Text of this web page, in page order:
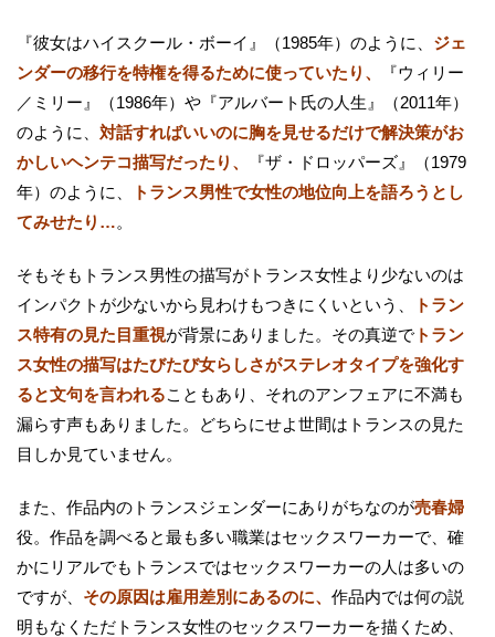
『彼女はハイスクール・ボーイ』（1985年）のように、 ジェ
ンダーの移行を特権を得るために使っていたり、
『ウィリー
／ミリー』（1986年）や『アルバート氏の人生』（2011年）
のように、 対話すればいいのに胸を見せるだけで解決策がお
かしいヘンテコ描写だったり、
『ザ・ドロッパーズ』（1979
年）のように、
トランス男性で女性の地位向上を語ろうとし
てみせたり…。
そもそもトランス男性の描写がトランス女性より少ないのは
インパクトが少ないから見わけもつきにくいという、
トラン
ス特有の見た目重視が背景にありました。その真逆で トラン
ス女性の描写はたびたび女らしさがステレオタイプを強化す
ると文句を言われることもあり、それのアンフェアに不満も
漏らす声もありました。どちらにせよ世間はトランスの見た
目しか見ていません。
また、作品内のトランスジェンダーにありがちなのが売春婦
役。作品を調べると最も多い職業はセックスワーカーで、確
かにリアルでもトランスではセックスワーカーの人は多いの
ですが、 その原因は雇用差別にあるのに、 作品内では何の説
明もなくただトランス女性のセックスワーカーを描くため、